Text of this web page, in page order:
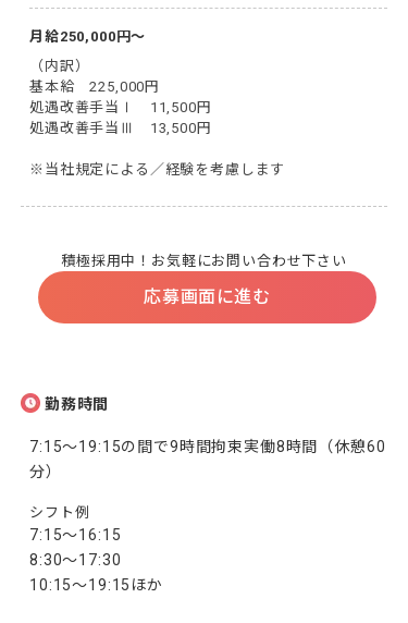
月給250,000円～
（内訳）
基本給　225,000円
処遇改善手当Ⅰ　11,500円
処遇改善手当Ⅲ　13,500円
※当社規定による／経験を考慮します
積極採用中！お気軽にお問い合わせ下さい
応募画面に進む
勤務時間
7:15～19:15の間で9時間拘束実働8時間（休憩60
分）
シフト例
7:15～16:15
8:30～17:30
10:15～19:15ほか